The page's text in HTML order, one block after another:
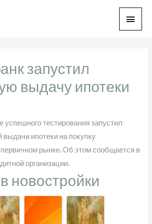
запустил
выдачу ипотеки
успешного тестирования запустил
выдачи ипотеки на покупку
рынке. Об этом сообщается в
организации.
новостройки